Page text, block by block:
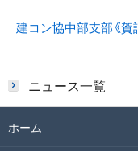
建コン協中部支部《賀
ニュース一覧
ホーム